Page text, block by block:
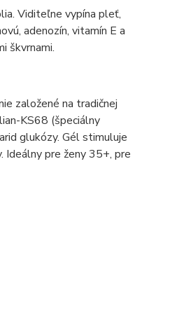
Viditeľne vypína pleť,
adenozín, vitamín E a
škvrnami.
založené na tradičnej
KS68 (špeciálny
glukózy. Gél stimuluje
Ideálny pre ženy 35+, pre